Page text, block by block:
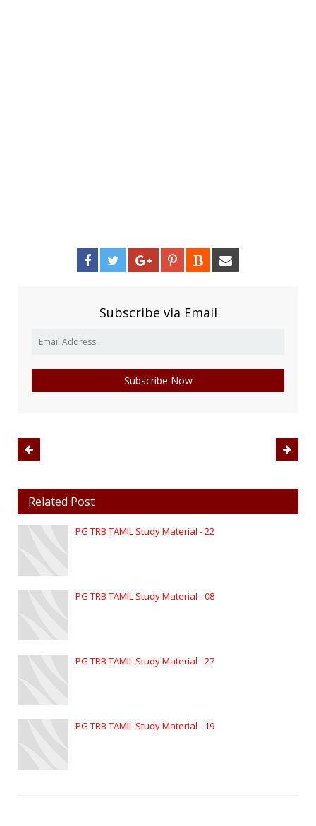
Subscribe via Email
Related Post
PG TRB TAMIL Study Material - 22
PG TRB TAMIL Study Material - 08
PG TRB TAMIL Study Material - 27
PG TRB TAMIL Study Material - 19